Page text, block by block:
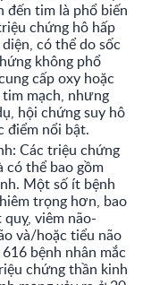
đến tim là phổ biến
chứng hô hấp
có thể do sốc
không phổ
cấp oxy hoặc
mạch, nhưng
hội chứng suy hô
điểm nổi bật.
Các triệu chứng
thể bao gồm
Một số ít bệnh
trọng hơn, bao
viêm não-
và/hoặc tiểu não
bệnh nhân mắc
chứng thần kinh